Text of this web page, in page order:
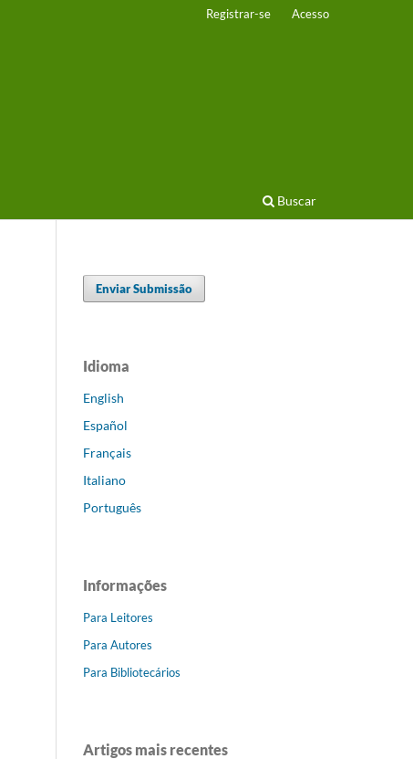
Buscar
Registrar-se Acesso
Enviar Submissão
Idioma
English
Español
Français
Italiano
Português
Informações
Para Leitores
Para Autores
Para Bibliotecários
Artigos mais recentes